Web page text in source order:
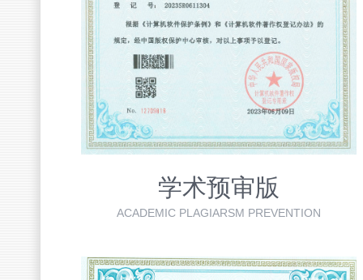
学术预审版
ACADEMIC PLAGIARSM PREVENTION